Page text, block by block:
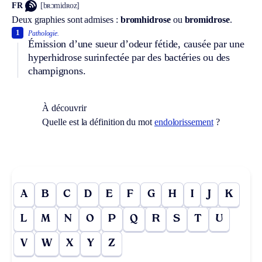
FR [bʀɔmidʀoz]
Deux graphies sont admises : bromhidroseou bromidrose.
Pathologie.
Émission d’une sueur d’odeur fétide, causée par une
hyperhidrose surinfectée par des bactéries ou des
champignons.
1
À découvrir
Quelle est la définition du mot endolorissement?
A B C D E F G H I J K
L M N O P Q R S T U
V W X Y Z